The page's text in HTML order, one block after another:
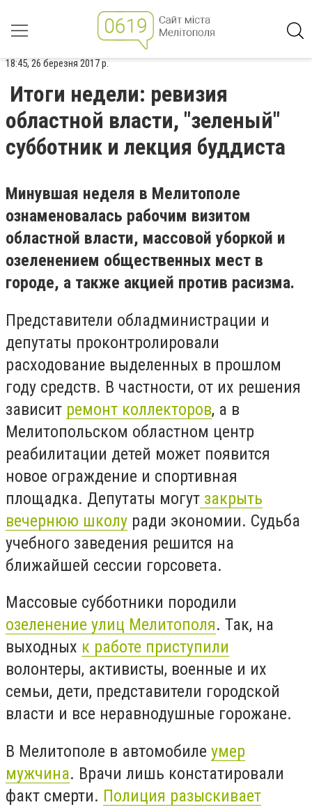
18:45, 26 березня 2017 р.
Итоги недели: ревизия
областной власти, "зеленый"
субботник и лекция буддиста
Минувшая неделя в Мелитополе
ознаменовалась рабочим визитом
областной власти, массовой уборкой и
озеленением общественных мест в
городе, а также акцией против расизма.
Представители обладминистрации и
депутаты проконтролировали
расходование выделенных в прошлом
году средств. В частности, от их решения
зависит ремонт коллекторов, а в
Мелитопольском областном центр
реабилитации детей может появится
новое ограждение и спортивная
площадка. Депутаты могут закрыть
вечернюю школу ради экономии. Судьба
учебного заведения решится на
ближайшей сессии горсовета.
Массовые субботники породили
озеленение улиц Мелитополя. Так, на
выходных к работе приступили
волонтеры, активисты, военные и их
семьи, дети, представители городской
власти и все неравнодушные горожане.
В Мелитополе в автомобиле умер
мужчина. Врачи лишь констатировали
факт смерти. Полиция разыскивает